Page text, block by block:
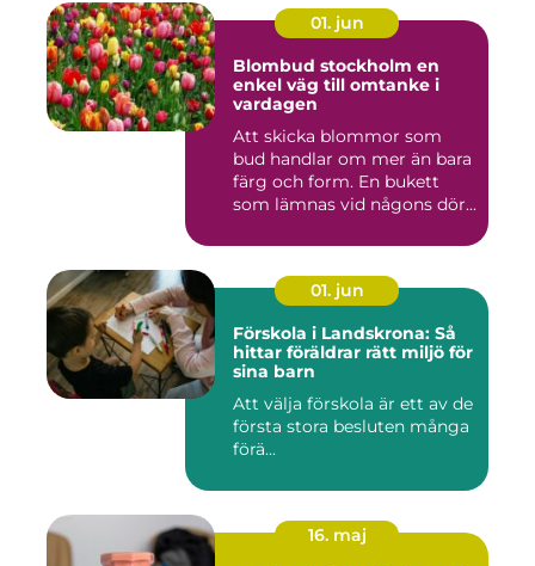
01. jun
Blombud stockholm en
enkel väg till omtanke i
vardagen
Att skicka blommor som
bud handlar om mer än bara
färg och form. En bukett
som lämnas vid någons dör...
01. jun
Förskola i Landskrona: Så
hittar föräldrar rätt miljö för
sina barn
Att välja förskola är ett av de
första stora besluten många
förä...
16. maj